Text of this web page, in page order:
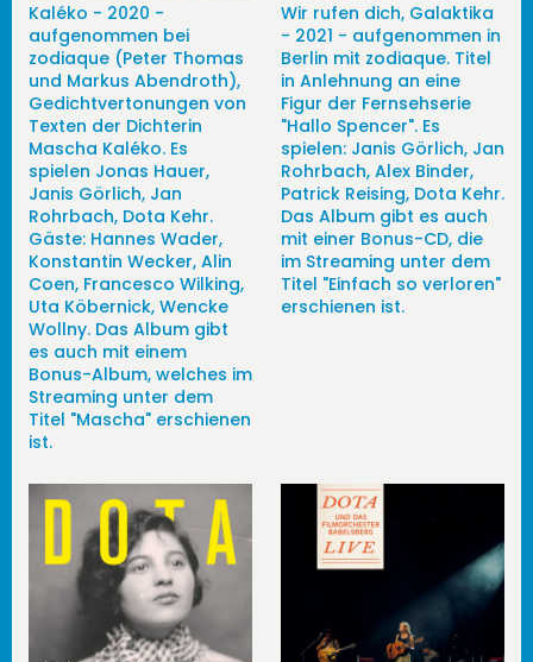
Kaléko - 2020 -
aufgenommen bei
zodiaque (Peter Thomas
und Markus Abendroth),
Gedichtvertonungen von
Texten der Dichterin
Mascha Kaléko. Es
spielen Jonas Hauer,
Janis Görlich, Jan
Rohrbach, Dota Kehr.
Gäste: Hannes Wader,
Konstantin Wecker, Alin
Coen, Francesco Wilking,
Uta Köbernick, Wencke
Wollny. Das Album gibt
es auch mit einem
Bonus-Album, welches im
Streaming unter dem
Titel "Mascha" erschienen
ist.
Wir rufen dich, Galaktika
- 2021 - aufgenommen in
Berlin mit zodiaque. Titel
in Anlehnung an eine
Figur der Fernsehserie
"Hallo Spencer". Es
spielen: Janis Görlich, Jan
Rohrbach, Alex Binder,
Patrick Reising, Dota Kehr.
Das Album gibt es auch
mit einer Bonus-CD, die
im Streaming unter dem
Titel "Einfach so verloren"
erschienen ist.